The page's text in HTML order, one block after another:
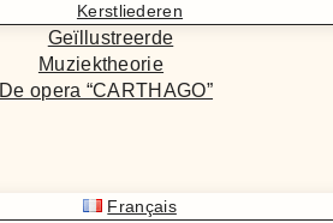
Kerstliederen
Geïllustreerde
Muziektheorie
De opera “CARTHAGO”
Français